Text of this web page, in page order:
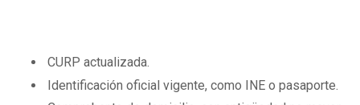
CURP actualizada.
Identificación oficial vigente, como INE o pasaporte.